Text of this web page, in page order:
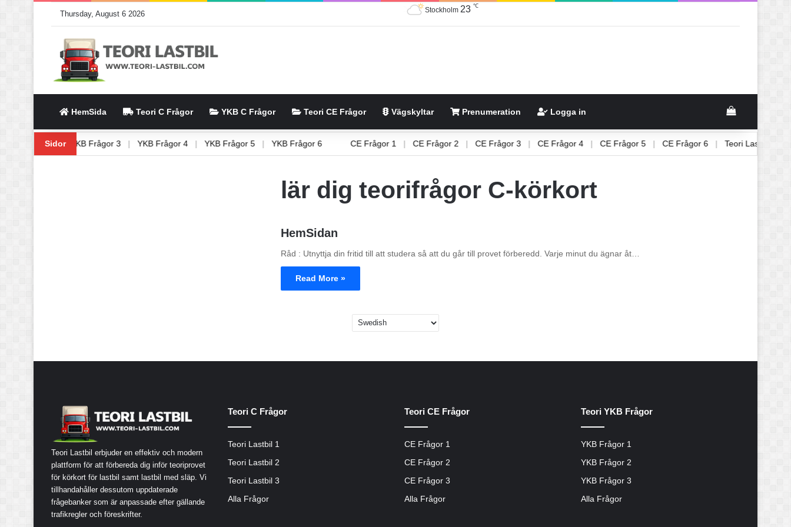
Thursday, August 6 2026 Stockholm 23 ℃
HemSida Teori C Frågor YKB C Frågor Teori CE Frågor Vägskyltar Prenumeration Logga in View your
Sidor
YKB Frågor 2 YKB Frågor 3 | YKB Frågor 4 | YKB Frågor 5 | YKB Frågor 6 CE Frågor 1 | CE Frågor 2 | CE Frågor 3 | CE Frågor 4 | CE Frågor 5 | CE Frågor 6 | Teori Lastbil 1
lär dig teorifrågor C-körkort
HemSidan
Råd : Utnyttja din fritid till att studera så att du går till provet förberedd. Varje minut du ägnar åt…
Read More »
Teori Lastbil erbjuder en effektiv och modern
plattform för att förbereda dig inför teoriprovet
för körkort för lastbil samt lastbil med släp. Vi
tillhandahåller dessutom uppdaterade
frågebanker som är anpassade efter gällande
trafikregler och föreskrifter.
Teori C Frågor
Teori Lastbil 1
Teori Lastbil 2
Teori Lastbil 3
Alla Frågor
Teori CE Frågor
CE Frågor 1
CE Frågor 2
CE Frågor 3
Alla Frågor
Teori YKB Frågor
YKB Frågor 1
YKB Frågor 2
YKB Frågor 3
Alla Frågor